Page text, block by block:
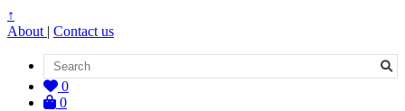
↑
About | Contact us
0
0